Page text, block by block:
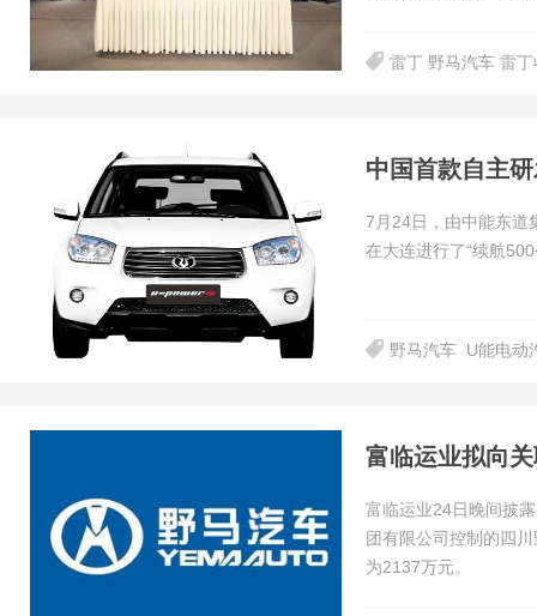
雷丁 野马汽车 雷丁
中国首款自主
7月24日，由中能东道
在大连进行了“续航
野马汽车 U能电动
富临运业拟向
富临运业24日晚间披
团有限公司控制的四
为2137万元。